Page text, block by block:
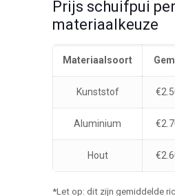
Prijs schuifpui per
materiaalkeuze
Materiaalsoort
Kunststof
Aluminium
Hout
*Let op: dit zijn gemiddelde